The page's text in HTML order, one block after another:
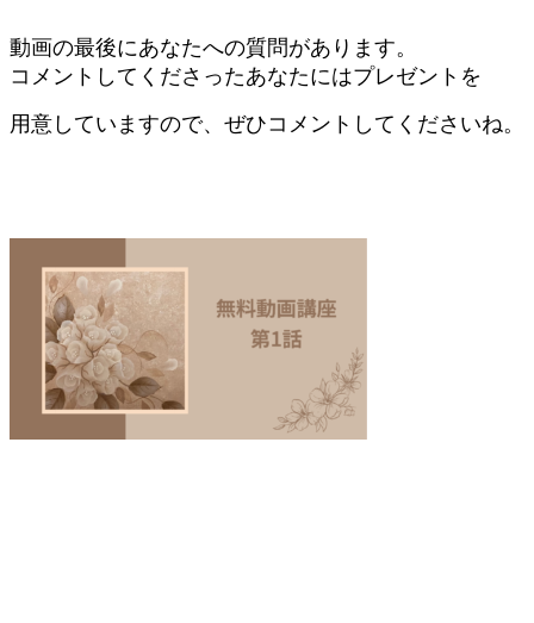
動画の最後にあなたへの質問があります。
コメントしてくださったあなたにはプレゼントを
用意していますので、ぜひコメントしてくださいね。